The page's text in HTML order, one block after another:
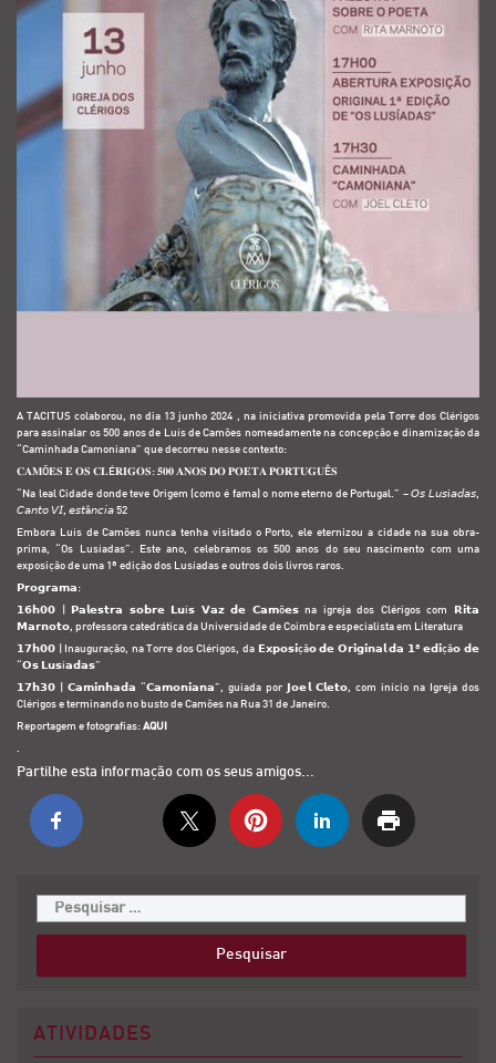
A TACITUS colaborou, no dia 13 junho 2024 , na iniciativa promovida pela Torre dos Clérigos
para assinalar os 500 anos de Luís de Camões nomeadamente na concepção e dinamização da
“Caminhada Camoniana” que decorreu nesse contexto:
𝐂𝐀𝐌Õ𝐄𝐒 𝐄 𝐎𝐒 𝐂𝐋É𝐑𝐈𝐆𝐎𝐒: 𝟓𝟎𝟎 𝐀𝐍𝐎𝐒 𝐃𝐎 𝐏𝐎𝐄𝐓𝐀 𝐏𝐎𝐑𝐓𝐔𝐆𝐔Ê𝐒
“Na leal Cidade donde teve Origem (como é fama) o nome eterno de Portugal.” – 𝘖𝘴 𝘓𝘶𝘴í𝘢𝘥𝘢𝘴,
𝘊𝘢𝘯𝘵𝘰 𝘝𝘐, 𝘦𝘴𝘵â𝘯𝘤𝘪𝘢 52
Embora Luís de Camões nunca tenha visitado o Porto, ele eternizou a cidade na sua obra-
prima, “Os Lusíadas”. Este ano, celebramos os 500 anos do seu nascimento com uma
exposição de uma 1ª edição dos Lusíadas e outros dois livros raros.
𝗣𝗿𝗼𝗴𝗿𝗮𝗺𝗮:
𝟭𝟲𝗵𝟬𝟬 | 𝗣𝗮𝗹𝗲𝘀𝘁𝗿𝗮 𝘀𝗼𝗯𝗿𝗲 𝗟𝘂í𝘀 𝗩𝗮𝘇 𝗱𝗲 𝗖𝗮𝗺õ𝗲𝘀 na igreja dos Clérigos com 𝗥𝗶𝘁𝗮
𝗠𝗮𝗿𝗻𝗼𝘁𝗼, professora catedrática da Universidade de Coimbra e especialista em Literatura
𝟭𝟳𝗵𝟬𝟬 | Inauguração, na Torre dos Clérigos, da 𝗘𝘅𝗽𝗼𝘀𝗶çã𝗼 𝗱𝗲 𝗢𝗿𝗶𝗴𝗶𝗻𝗮𝗹 𝗱𝗮 𝟭ª 𝗲𝗱𝗶çã𝗼 𝗱𝗲
“𝗢𝘀 𝗟𝘂𝘀í𝗮𝗱𝗮𝘀”
𝟭𝟳𝗵𝟯𝟬 | 𝗖𝗮𝗺𝗶𝗻𝗵𝗮𝗱𝗮 “𝗖𝗮𝗺𝗼𝗻𝗶𝗮𝗻𝗮”, guiada por 𝗝𝗼𝗲𝗹 𝗖𝗹𝗲𝘁𝗼, com início na Igreja dos
Clérigos e terminando no busto de Camões na Rua 31 de Janeiro.
Reportagem e fotografias: AQUI
.
Partilhe esta informação com os seus amigos...
ATIVIDADES